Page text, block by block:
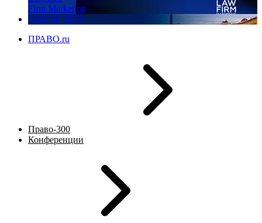
Firm Marketing
ПМЮФ 2026
ПРАВО.ru
Право-300
Конференции